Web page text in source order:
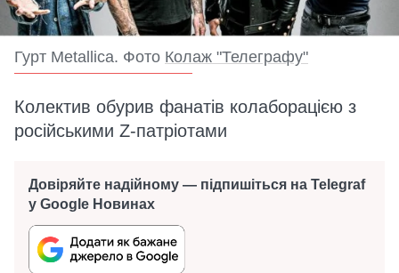
Гурт Metallica. Фото Колаж "Телеграфу"
Колектив обурив фанатів колаборацією з
російськими Z-патріотами
Довіряйте надійному — підпишіться на Telegraf
у Google Новинах